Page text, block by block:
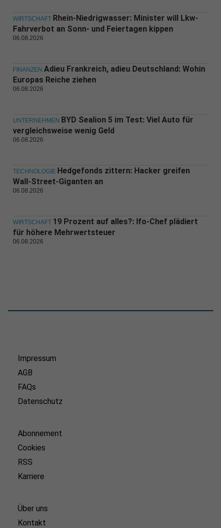
WIRTSCHAFT Rhein-Niedrigwasser: Minister will Lkw-
Fahrverbot an Sonn- und Feiertagen kippen
06.08.2026
FINANZEN Adieu Frankreich, adieu Deutschland: Wohin
Europas Reiche ziehen
06.08.2026
UNTERNEHMEN BYD Sealion 5 im Test: Viel Auto für
vergleichsweise wenig Geld
06.08.2026
TECHNOLOGIE Hedgefonds zittern: Hacker greifen
Wall-Street-Giganten an
06.08.2026
WIRTSCHAFT 19 Prozent auf alles?: Ifo-Chef plädiert
für höhere Mehrwertsteuer
06.08.2026
Impressum
AGB
FAQs
Datenschutz
Abonnement
Cookies
RSS
Karriere
Über uns
Kontakt